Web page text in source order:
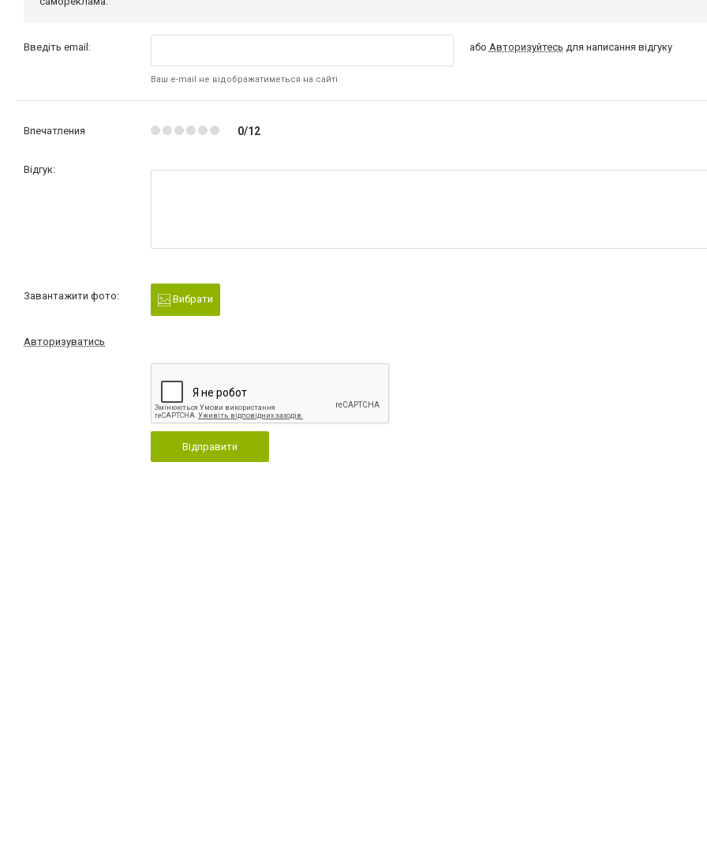
Введіть email:
Ваш e-mail не відображатиметься на сайті
або Авторизуйтесь для написання відгуку
Впечатления 0/12
Відгук:
Завантажити фото: Вибрати
Авторизуватись
Відправити